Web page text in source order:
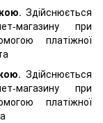
. Здійснюється
магазину при
платіжної
. Здійснюється
магазину при
платіжної